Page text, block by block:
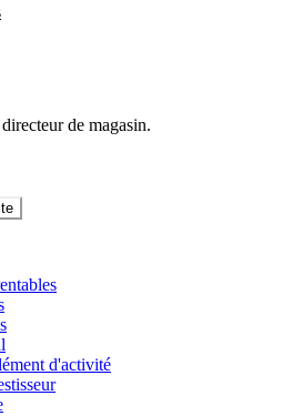
de magasin.
d'activité